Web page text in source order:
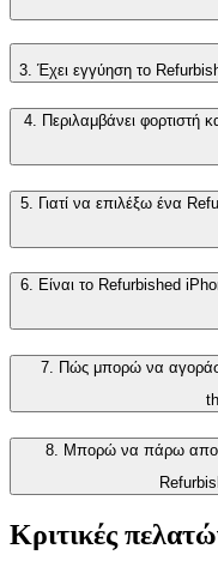
3. Έχει εγγύηση το
4. Περιλαμβάνει φορτιστή
5. Γιατί να επιλέξω ένα
6. Είναι το Refurbished
7. Πώς μπορώ να
8. Μπορώ να πάρω
Κριτικές